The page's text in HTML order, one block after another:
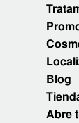
Blog
Abre